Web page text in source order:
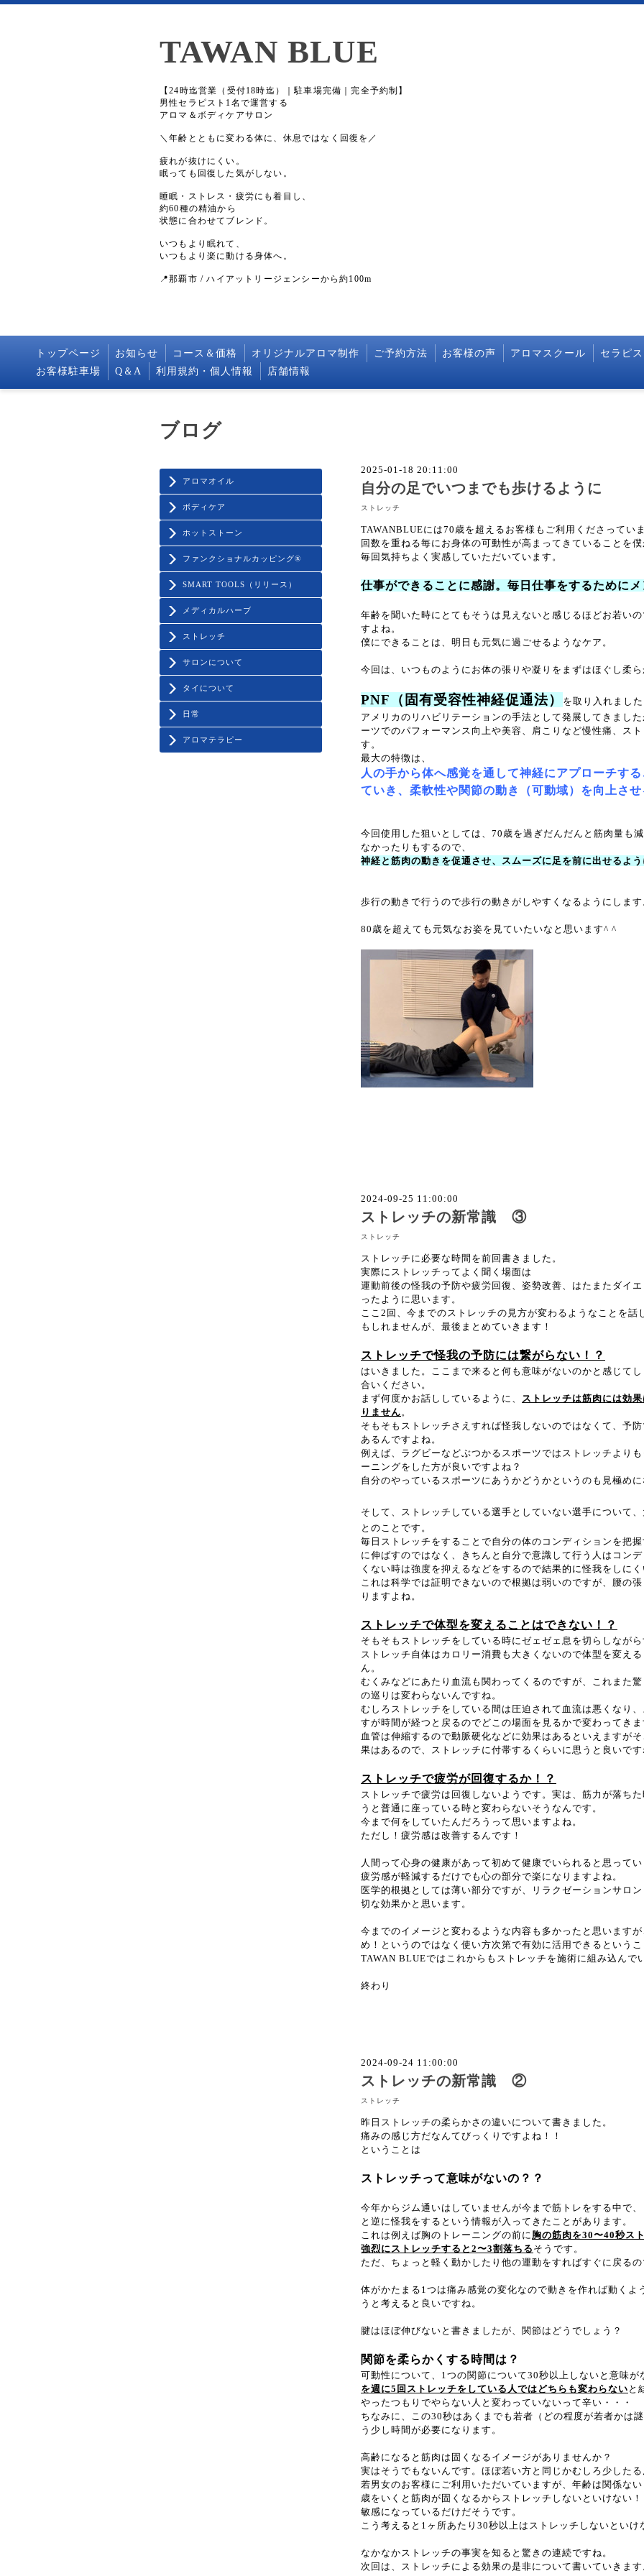
TAWAN BLUE
【24時迄営業（受付18時迄）｜駐車場完備｜完全予約制】
男性セラピスト1名で運営する
アロマ＆ボディケアサロン
＼年齢とともに変わる体に、休息ではなく回復を／
疲れが抜けにくい。
眠っても回復した気がしない。
睡眠・ストレス・疲労にも着目し、
約60種の精油から
状態に合わせてブレンド。
いつもより眠れて、
いつもより楽に動ける身体へ。
📍那覇市 / ハイアットリージェンシーから約100m
トップページ お知らせ コース＆価格 オリジナルアロマ制作 ご予約方法 お客様の声 アロマスクール セラピ
お客様駐車場
Q＆A 利用規約・個人情報 店舗情報
アロマオイル
ボディケア
ホットストーン
ファンクショナルカッピング®️
SMART TOOLS（リリース）
メディカルハーブ
ストレッチ
サロンについて
タイについて
日常
アロマテラピー
ブログ
2025-01-18 20:11:00
自分の足でいつまでも歩けるように
ストレッチ
TAWANBLUEには70歳を超えるお客様もご利用くださっていま
回数を重ねる毎にお身体の可動性が高まってきていることを
毎回気持ちよく実感していただいています。
仕事ができることに感謝。毎日仕事をするためにメ
年齢を聞いた時にとてもそうは見えないと感じるほどお若い
すよね。
僕にできることは、明日も元気に過ごせるようなケア。
今回は、いつものようにお体の張りや凝りをまずはほぐし柔ら
PNF（固有受容性神経促通法）
を取り入れました
アメリカのリハビリテーションの手法として発展してきまし
ーツでのパフォーマンス向上や美容、肩こりなど慢性痛、ス
す。
最大の特徴は、
人の手から体へ感覚を通して神経にアプローチす
ていき、柔軟性や関節の動き（可動域）を向上させ
今回使用した狙いとしては、70歳を過ぎだんだんと筋肉量も
なかったりもするので、
神経と筋肉の動きを促通させ、スムーズに足を前に出せるよ
歩行の動きで行うので歩行の動きがしやすくなるようにします
80歳を超えても元気なお姿を見ていたいなと思います^ ^
2024-09-25 11:00:00
ストレッチの新常識 ③
ストレッチ
ストレッチに必要な時間を前回書きました。
実際にストレッチってよく聞く場面は
運動前後の怪我の予防や疲労回復、姿勢改善、はたまたダイ
ったように思います。
ここ2回、今までのストレッチの見方が変わるようなことを話
もしれませんが、最後まとめていきます！
ストレッチで怪我の予防には繋がらない！？
はいきました。ここまで来ると何も意味がないのかと感じて
合いください。
まず何度かお話ししているように、
ストレッチは筋肉には効
りません 。
そもそもストレッチさえすれば怪我しないのではなくて、予
あるんですよね。
例えば、ラグビーなどぶつかるスポーツではストレッチより
ーニングをした方が良いですよね？
自分のやっているスポーツにあうかどうかというのも見極めに
そして、ストレッチしている選手としていない選手について
とのことです。
毎日ストレッチをすることで自分の体のコンディションを把
に伸ばすのではなく、きちんと自分で意識して行う人はコン
くない時は強度を抑えるなどをするので結果的に怪我をしに
これは科学では証明できないので根拠は弱いのですが、腰の
りますよね。
ストレッチで体型を変えることはできない！？
そもそもストレッチをしている時にゼェゼェ息を切らしなが
ストレッチ自体はカロリー消費も大きくないので体型を変え
ん。
むくみなどにあたり血流も関わってくるのですが、これまた
の巡りは変わらないんですね。
むしろストレッチをしている間は圧迫されて血流は悪くなり
すが時間が経つと戻るのでどこの場面を見るかで変わってきま
血管は伸縮するので動脈硬化などに効果はあるといえますが
果はあるので、ストレッチに付帯するくらいに思うと良いです
ストレッチで疲労が回復するか！？
ストレッチで疲労は回復しないようです。実は、筋力が落ち
うと普通に座っている時と変わらないそうなんです。
今まで何をしていたんだろうって思いますよね。
ただし！疲労感は改善するんです！
人間って心身の健康があって初めて健康でいられると思ってい
疲労感が軽減するだけでも心の部分で楽になりますよね。
医学的根拠としては薄い部分ですが、リラクゼーションサロ
切な効果かと思います。
今までのイメージと変わるような内容も多かったと思います
め！というのではなく使い方次第で有効に活用できるというこ
TAWAN BLUEではこれからもストレッチを施術に組み込んで
終わり
2024-09-24 11:00:00
ストレッチの新常識 ②
ストレッチ
昨日ストレッチの柔らかさの違いについて書きました。
痛みの感じ方だなんてびっくりですよね！！
ということは
ストレッチって意味がないの？？
今年からジム通いはしていませんが今まで筋トレをする中で
と逆に怪我をするという情報が入ってきたことがあります。
これは例えば胸のトレーニングの前に 胸の筋肉を30〜40秒ス
強烈にストレッチすると2〜3割落ちる そうです。
ただ、ちょっと軽く動かしたり他の運動をすればすぐに戻る
体がかたまる1つは痛み感覚の変化なので動きを作れば動くよ
うと考えると良いですね。
腱はほぼ伸びないと書きましたが、関節はどうでしょう？
関節を柔らかくする時間は？
可動性について、1つの関節について30秒以上しないと意味が
を週に5回ストレッチをしている人ではどちらも変わらない と
やったつもりでやらない人と変わっていないって辛い・・・
ちなみに、この30秒はあくまでも若者（どの程度が若者かは
う少し時間が必要になります。
高齢になると筋肉は固くなるイメージがありませんか？
実はそうでもないんです。ほぼ若い方と同じかむしろ少した
若男女のお客様にご利用いただいていますが、年齢は関係ない
歳をいくと筋肉が固くなるからストレッチしないといけない
敏感になっているだけだそうです。
こう考えると1ヶ所あたり30秒以上はストレッチしないといけ
なかなかストレッチの事実を知ると驚きの連続ですね。
次回は、ストレッチによる効果の是非について書いていきます